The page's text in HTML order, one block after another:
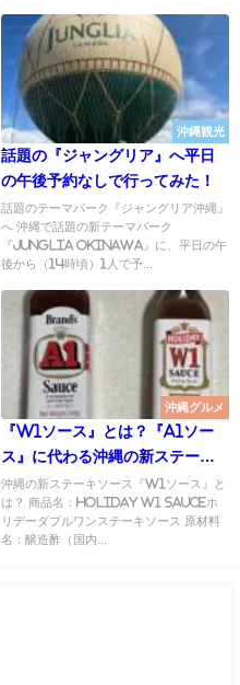
沖縄観光
話題の『ジャングリア』へ平日
の午後予約なしで行ってみた！
話題のテーマパーク『ジャングリア沖縄』
へ 沖縄で話題の新テーマパーク
『JUNGLIA OKINAWA』に、平日の午
後から（14時頃）1人で予...
沖縄グルメ
『W1ソース』とは？『A1ソー
ス』に代わる沖縄の新ステーキ
ソース
沖縄の新ステーキソース『W1ソース』と
は？ 商品名：HOLIDAY W1 SAUCEホ
リデーダブルワンステーキソース 原材料
名：醸造酢（国内...